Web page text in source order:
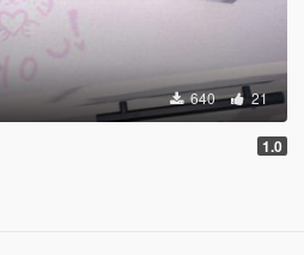
640 21
1.0